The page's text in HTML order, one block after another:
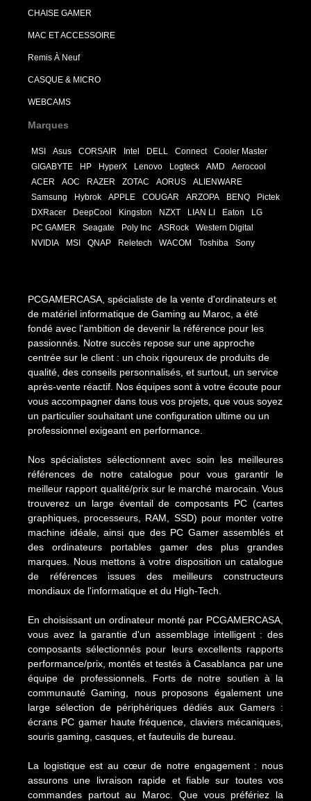
CHAISE GAMER
MAC ET ACCESSOIRE
Remis À Neuf
CASQUE & MICRO
WEBCAMS
Marques
MSI Asus CORSAIR Intel DELL Connect
Cooler Master
GIGABYTE
HP HyperX Lenovo Logteck AMD
Aerocool
ACER
AOC RAZER ZOTAC AORUS
ALIENWARE
Samsung
Hybrok APPLE COUGAR ARZOPA BENQ
Pictek
DXRacer
DeepCool Kingston NZXT LIAN LI Eaton
LG
PC GAMER
Seagate Poly Inc ASRock
Western Digital
NVIDIA
MSI QNAP Reletech WACOM Toshiba Sony
PCGAMERCASA, spécialiste de la vente d'ordinateurs et
de matériel informatique de Gaming au Maroc, a été
fondé avec l'ambition de devenir la référence pour les
passionnés. Notre succès repose sur une approche
centrée sur le client : un choix rigoureux de produits de
qualité, des conseils personnalisés, et surtout, un service
après-vente réactif. Nos équipes sont à votre écoute pour
vous accompagner dans tous vos projets, que vous soyez
un particulier souhaitant une configuration ultime ou un
professionnel exigeant en performance.
Nos spécialistes sélectionnent avec soin les meilleures
références de notre catalogue pour vous garantir le
meilleur rapport qualité/prix sur le marché marocain. Vous
trouverez un large éventail de composants PC (cartes
graphiques, processeurs, RAM, SSD) pour monter votre
machine idéale, ainsi que des PC Gamer assemblés et
des ordinateurs portables gamer des plus grandes
marques. Nous mettons à votre disposition un catalogue
de références issues des meilleurs constructeurs
mondiaux de l'informatique et du High-Tech.
En choisissant un ordinateur monté par PCGAMERCASA,
vous avez la garantie d'un assemblage intelligent : des
composants sélectionnés pour leurs excellents rapports
performance/prix, montés et testés à Casablanca par une
équipe de professionnels. Forts de notre soutien à la
communauté Gaming, nous proposons également une
large sélection de périphériques dédiés aux Gamers :
écrans PC gamer haute fréquence, claviers mécaniques,
souris gaming, casques, et fauteuils de bureau.
La logistique est au cœur de notre engagement : nous
assurons une livraison rapide et fiable sur toutes vos
commandes partout au Maroc. Que vous préfériez la